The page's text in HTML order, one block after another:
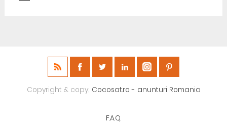
Copyright & copy; Cocosat.ro - anunturi Romania
F.A.Q.